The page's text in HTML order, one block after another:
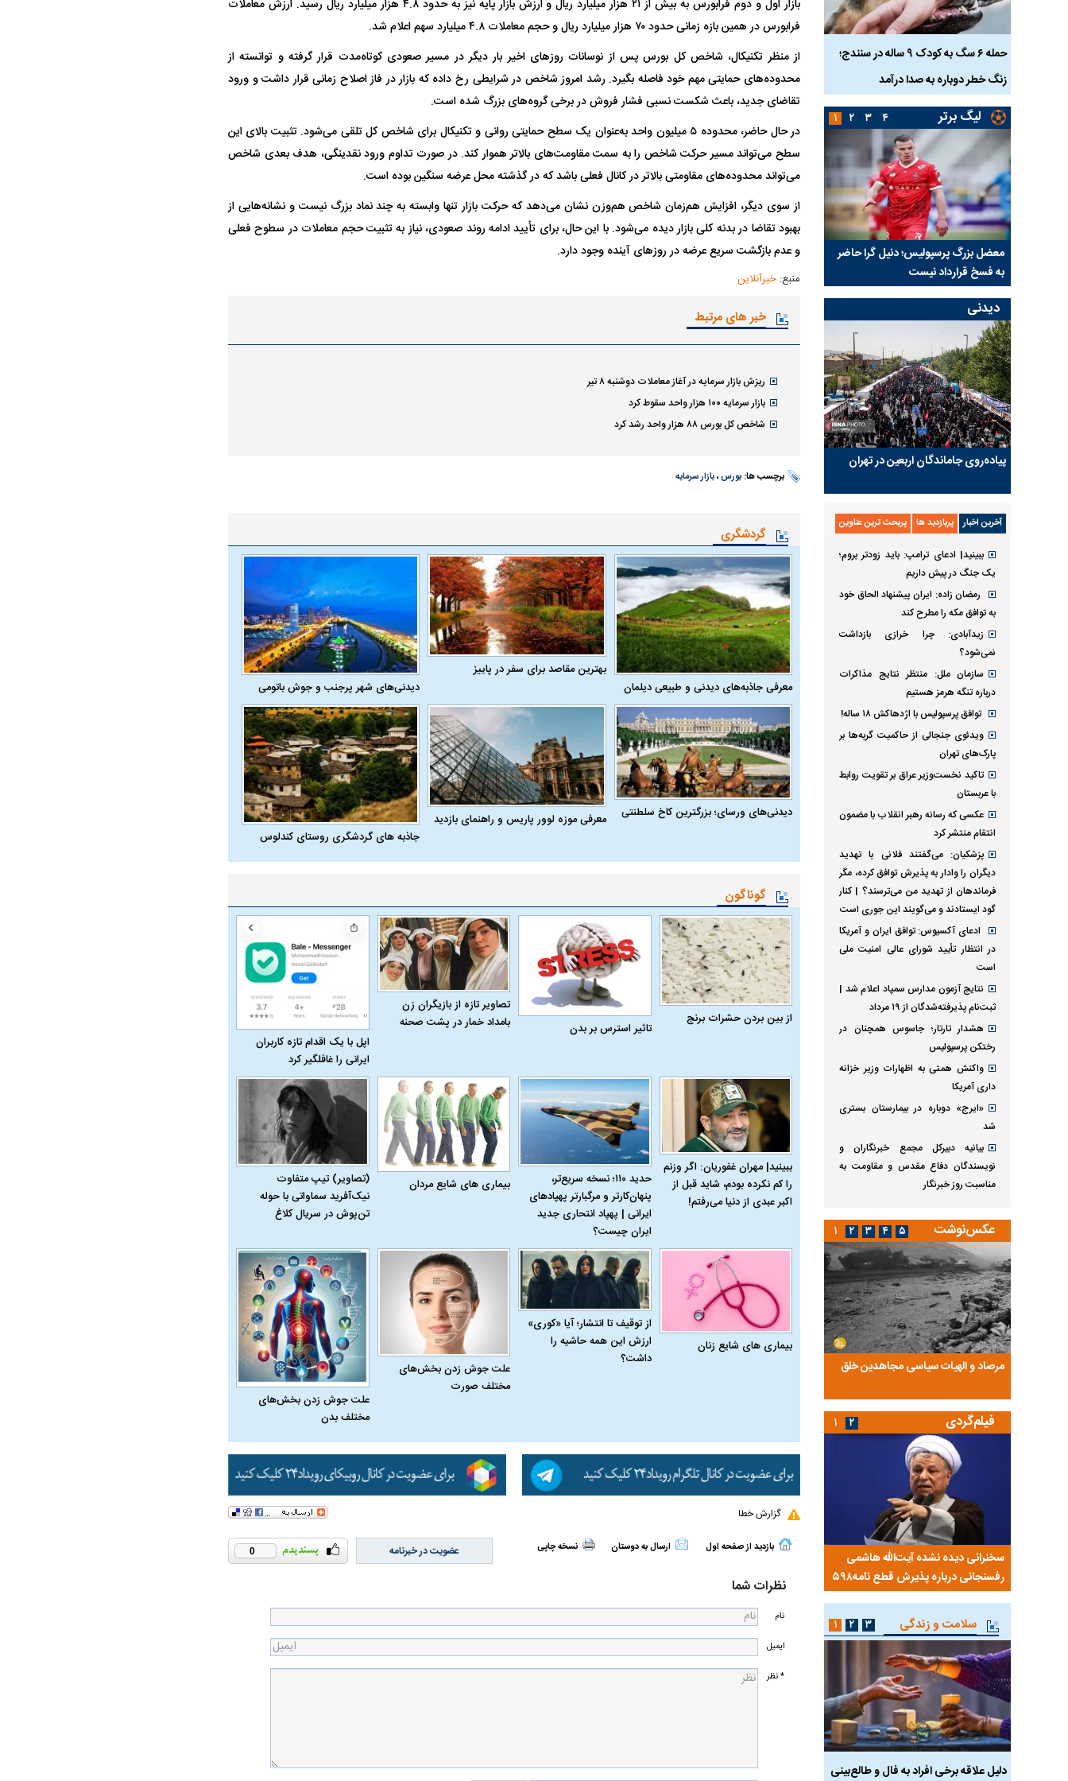
بازار اول و دوم فرابورس به بیش از ۲۱ هزار میلیارد ریال و ارزش بازار پایه نیز به حدود ۴.۸ هزار میلیارد ریال رسید. ارزش معاملات
فرابورس در همین بازه زمانی حدود ۷۰ هزار میلیارد ریال و حجم معاملات ۴.۸ میلیارد سهم اعلام شد.
از منظر تکنیکال، شاخص کل بورس پس از نوسانات روز‌های اخیر بار دیگر در مسیر صعودی کوتاه‌مدت قرار گرفته و توانسته از
محدوده‌های حمایتی مهم خود فاصله بگیرد. رشد امروز شاخص در شرایطی رخ داده که بازار در فاز اصلاح زمانی قرار داشت و ورود
تقاضای جدید، باعث شکست نسبی فشار فروش در برخی گروه‌های بزرگ شده است.
در حال حاضر، محدوده ۵ میلیون واحد به‌عنوان یک سطح حمایتی روانی و تکنیکال برای شاخص کل تلقی می‌شود. تثبیت بالای این
سطح می‌تواند مسیر حرکت شاخص را به سمت مقاومت‌های بالاتر هموار کند. در صورت تداوم ورود نقدینگی، هدف بعدی شاخص
می‌تواند محدوده‌های مقاومتی بالاتر در کانال فعلی باشد که در گذشته محل عرضه سنگین بوده است.
از سوی دیگر، افزایش هم‌زمان شاخص هم‌وزن نشان می‌دهد که حرکت بازار تنها وابسته به چند نماد بزرگ نیست و نشانه‌هایی از
بهبود تقاضا در بدنه کلی بازار دیده می‌شود. با این حال، برای تأیید ادامه روند صعودی، نیاز به تثبیت حجم معاملات در سطوح فعلی
و عدم بازگشت سریع عرضه در روز‌های آینده وجود دارد.
منبع: خبرآنلاین
خبر های مرتبط
ریزش بازار سرمایه در آغاز معاملات دوشنبه ۸ تیر
بازار سرمایه ۱۰۰ هزار واحد سقوط کرد
شاخص کل بورس ۸۸ هزار واحد رشد کرد
برچسب ها: بورس،بازار سرمایه
گردشگری
معرفی جاذبه‌های دیدنی و طبیعی دیلمان
بهترین مقاصد برای سفر در پاییز
دیدنی‌های شهر پرجنب و جوش باتومی
دیدنی‌های ورسای؛ بزرگترین کاخ سلطنتی
معرفی موزه لوور پاریس و راهنمای بازدید
جاذبه های گردشگری روستای کندلوس
گوناگون
از بین بردن حشرات برنج
تاثیر استرس بر بدن
تصاویر تازه از بازیگران زن
بامداد خمار در پشت صحنه
اپل با یک اقدام تازه کاربران
ایرانی را غافلگیر کرد
ببینید| مهران غفوریان: اگر وزنم
را کم نکرده بودم، شاید قبل از
اکبر عبدی از دنیا می‌رفتم!
حدید ۱۱۰؛ نسخه سریع‌تر،
پنهان‌کارتر و مرگبارتر پهپادهای
ایرانی | پهپاد انتحاری جدید
ایران چیست؟
بیماری‌ های شایع مردان
(تصاویر) تیپ متفاوت
نیک‌آفرید سماواتی با حوله
تن‌پوش در سریال کلاغ
بیماری‌ های شایع زنان
از توقیف تا انتشار؛ آیا «کوری»
ارزش این همه حاشیه را
داشت؟
علت جوش زدن بخش‌های
مختلف صورت
علت جوش زدن بخش‌های
مختلف بدن
گزارش خطا
بازدید از صفحه اول ارسال به دوستان نسخه چاپی 0 عضویت در خبرنامه
نظرات شما
نام
ایمیل
* نظر
حمله ۶ سگ به کودک ۹ ساله در سنندج؛
زنگ خطر دوباره به صدا درآمد
واژگونی مرگبار سمند در اصفهان | ۴ نفر
کشته شدند
عکس| ماجرای کشف جسد ناشناس که
توسط حیوانات خورده شد
حمله ۶ سگ به کودک ۹ ساله در سنندج؛
زنگ خطر دوباره به صدا درآمد
کشته شدند
لیگ برتر
معضل بزرگ پرسپولیس؛ دنیل گرا حاضر
به فسخ قرارداد نیست
مقصد احتمالی مدافع جوان پرسپولیس
مشخص شد
پیشنهاد ۱۳۲میلیاردی رامین رضاییان به
۱ ۲ ۳ ۴
دیدنی
پیاده‌روی جاماندگان اربعین در تهران
آخرین اخبار پربازدید ها پربحث ترین عناوین
ببینید| ادعای ترامپ: باید زودتر بروم؛
یک جنگ در پیش داریم
رمضان زاده: ایران پیشنهاد الحاق خود
به توافق مکه را مطرح کند
زیدآبادی: چرا خرازی بازداشت
نمی‌شود؟
سازمان ملل: منتظر نتایج مذاکرات
درباره تنگه هرمز هستیم
توافق پرسپولیس با اژدهاکش ۱۸ ساله!
ویدئوی جنجالی از حاکمیت گربه‌ها بر
پارک‌های تهران
تاکید نخست‌وزیر عراق بر تقویت روابط
با عربستان
عکسی که رسانه رهبر انقلاب با مضمون
انتقام منتشر کرد
پزشکیان: می‌گفتند فلانی با تهدید
دیگران را وادار به پذیرش توافق کرده، مگر
فرماندهان از تهدید من می‌ترسند؟ | کنار
گود ایستادند و می‌گویند این جوری است
ادعای آکسیوس: توافق ایران و آمریکا
در انتظار تأیید شورای عالی امنیت ملی
است
نتایج آزمون مدارس سمپاد اعلام شد |
ثبت‌نام پذیرفته‌شدگان از ۱۹ مرداد
هشدار تارتار؛ جاسوس همچنان در
رختکن پرسپولیس
واکنش همتی به اظهارات وزیر خزانه
داری آمریکا
«ایرج» دوباره در بیمارستان بستری
شد
بیانیه دبیرکل مجمع خبرنگاران و
نویسندگان دفاع مقدس و مقاومت به
مناسبت روز خبرنگار
عکس‌نوشت
مرصاد و الهیات سیاسی مجاهدین خلق
آخرین پرده از حیات سیاسی یک سلسله |
ریشه‌های عزاداری ماه محرم در فرهنگ
عزاداری ماه محرم در دوران قاجار چگونه
مردی که سر خم نکرد؟ | غلامرضا تختی و
حکومت پهلوی
۱ ۲ ۳ ۴ ۵
فیلم‌گردی
سخنرانی دیده نشده آیت‌الله هاشمی
رفسنجانی درباره پذیرش قطع نامه۵۹۸
ببینید| انیمیشن لگویی حمله به کویت با
جنگنده اف-۵
سخنرانی دیده نشده آیت‌الله هاشمی
ببینید| انیمیشن لگویی حمله به کویت با
۱ ۲
سلامت و زندگی
دلیل علاقه برخی افراد به فال و طالع‌بینی تاثیر استرس بر بدن علت تنگی نفس و راه های درمان آن دلیل علاقه برخی افراد به فال و طالع‌بینی
۱ ۲ ۳